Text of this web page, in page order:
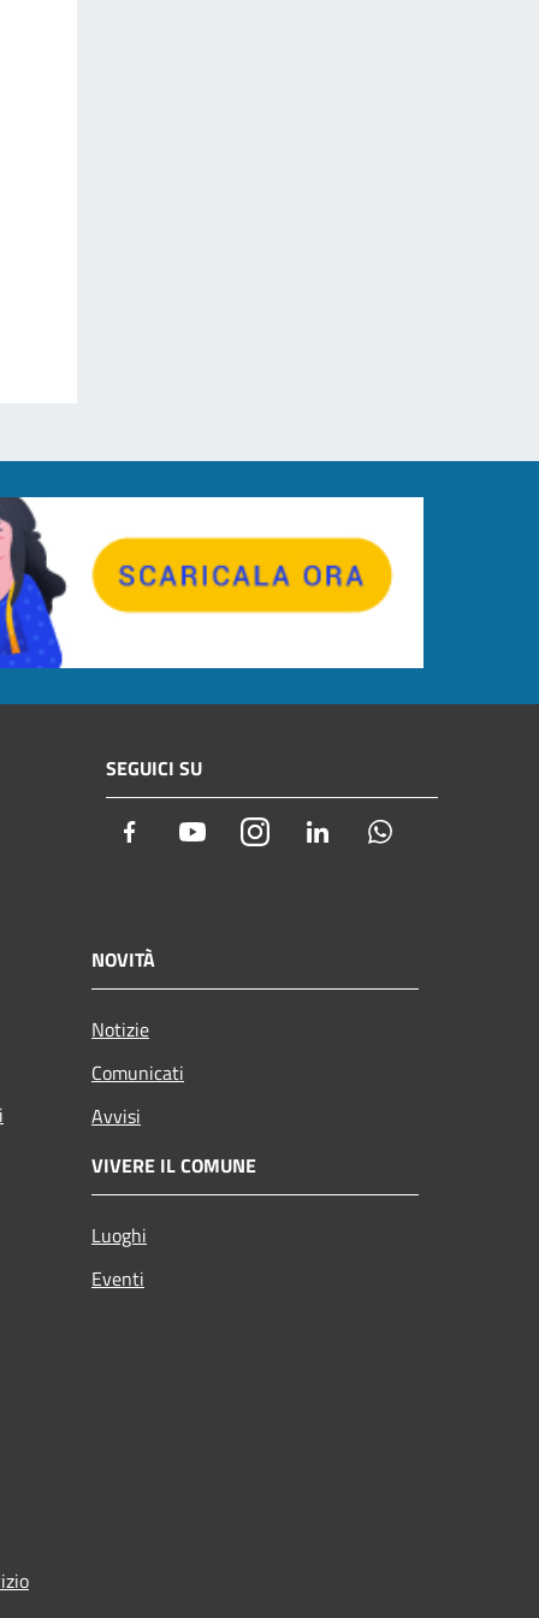
SEGUICI SU
Facebook YoutubeInstagramLinkedIn
NOVITÀ
Notizie
Comunicati
Avvisi
VIVERE IL COMUNE
Luoghi
Eventi